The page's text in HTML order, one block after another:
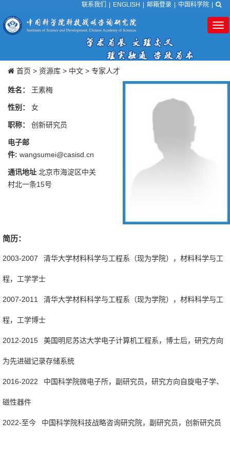
联系我们 ENGLISH 邮箱登录 中国科学院
首页 > 资源库 > 中文 > 专家人才
姓名： 王素梅
性别： 女
职称： 创新研究员
电子邮
件: wangsumei@casisd.cn
通讯地址 北京市海淀区中关
村北一条15号
简历：
2003-2007 清华大学材料科学与工程系（现为学院），材料科学与工
程，工学学士
2007-2011 清华大学材料科学与工程系（现为学院），材料科学与工
程，工学博士
2012-2015 美国明尼苏达大学电子计算机工程系，博士后，研究方向
为先进磁记录存储系统
2016-2022 中国科学院微电子所，副研究员，研究方向自旋电子学、
磁性器件
2022-至今 中国科学院科技战略咨询研究院，副研究员，创新研究员